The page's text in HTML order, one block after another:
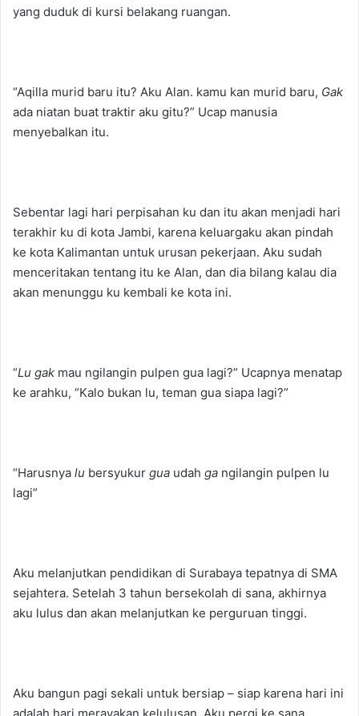
yang duduk di kursi belakang ruangan.
“Aqilla murid baru itu? Aku Alan. kamu kan murid baru, Gak
ada niatan buat traktir aku gitu?” Ucap manusia
menyebalkan itu.
Sebentar lagi hari perpisahan ku dan itu akan menjadi hari
terakhir ku di kota Jambi, karena keluargaku akan pindah
ke kota Kalimantan untuk urusan pekerjaan. Aku sudah
menceritakan tentang itu ke Alan, dan dia bilang kalau dia
akan menunggu ku kembali ke kota ini.
“Lu gak mau ngilangin pulpen gua lagi?” Ucapnya menatap
ke arahku, “Kalo bukan lu, teman gua siapa lagi?”
“Harusnya lu bersyukur gua udah ga ngilangin pulpen lu
lagi”
Aku melanjutkan pendidikan di Surabaya tepatnya di SMA
sejahtera. Setelah 3 tahun bersekolah di sana, akhirnya
aku lulus dan akan melanjutkan ke perguruan tinggi.
Aku bangun pagi sekali untuk bersiap – siap karena hari ini